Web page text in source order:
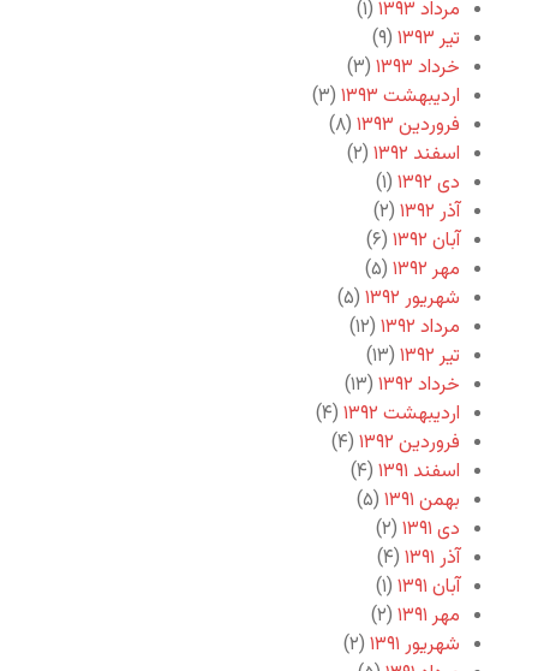
مرداد ۱۳۹۳
(۱)
تیر ۱۳۹۳
(۹)
خرداد ۱۳۹۳
(۳)
اردیبهشت ۱۳۹۳
(۳)
فروردین ۱۳۹۳
(۸)
اسفند ۱۳۹۲
(۲)
دی ۱۳۹۲
(۱)
آذر ۱۳۹۲
(۲)
آبان ۱۳۹۲
(۶)
مهر ۱۳۹۲
(۵)
شهریور ۱۳۹۲
(۵)
مرداد ۱۳۹۲
(۱۲)
تیر ۱۳۹۲
(۱۳)
خرداد ۱۳۹۲
(۱۳)
اردیبهشت ۱۳۹۲
(۴)
فروردین ۱۳۹۲
(۴)
اسفند ۱۳۹۱
(۴)
بهمن ۱۳۹۱
(۵)
دی ۱۳۹۱
(۲)
آذر ۱۳۹۱
(۴)
آبان ۱۳۹۱
(۱)
مهر ۱۳۹۱
(۲)
شهریور ۱۳۹۱
(۲)